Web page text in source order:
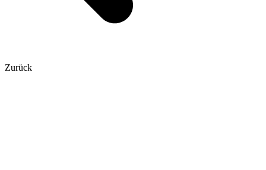
Zurück